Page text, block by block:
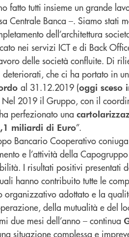
fatto tutti insieme un grande
Centrale Banca –. Siamo stati
dell’architettura
nei servizi ICT e di Back
delle società confluite. Di
che ci ha portato in
al 31.12.2019 (oggi sceso
Nel 2019 il Gruppo, con il
ha perfezionato una
miliardi di Euro”.
Bancario Cooperativo
e l’attività della
I risultati positivi presentati
hanno contribuito tutte le
organizzativo adottato e la
della mutualità e del
due mesi dell’anno – continua
situazione complessa e